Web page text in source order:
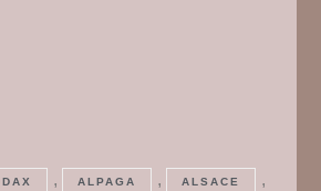
, ALPAGA , ALSACE ,